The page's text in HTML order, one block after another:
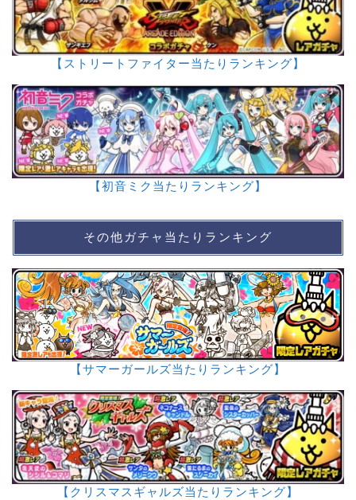
【ストリートファイター当たりランキング】
【初音ミク当たりランキング】
その他ガチャ当たりランキング
【サマーガールズ当たりランキング】
【クリスマスギャルズ当たりランキング】